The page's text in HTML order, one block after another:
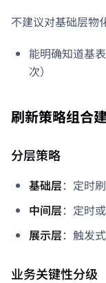
不建议对基础层物
能明确知道基
次）
刷新策略组合
分层策略
基础层：定时
中间层：定时
展示层：触发
业务关键性分级